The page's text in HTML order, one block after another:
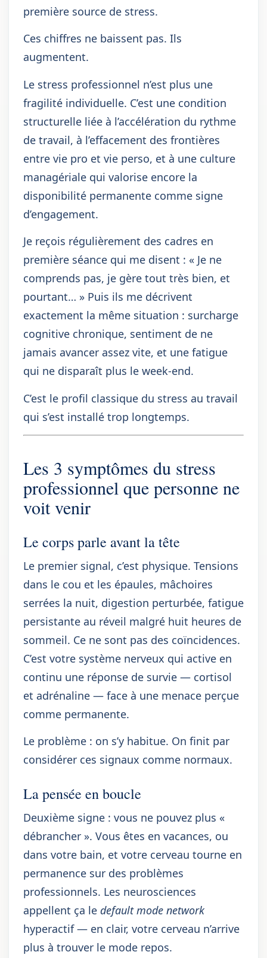
première source de stress.
Ces chiffres ne baissent pas. Ils
augmentent.
Le stress professionnel n’est plus une
fragilité individuelle. C’est une condition
structurelle liée à l’accélération du rythme
de travail, à l’effacement des frontières
entre vie pro et vie perso, et à une culture
managériale qui valorise encore la
disponibilité permanente comme signe
d’engagement.
Je reçois régulièrement des cadres en
première séance qui me disent : « Je ne
comprends pas, je gère tout très bien, et
pourtant… » Puis ils me décrivent
exactement la même situation : surcharge
cognitive chronique, sentiment de ne
jamais avancer assez vite, et une fatigue
qui ne disparaît plus le week-end.
C’est le profil classique du stress au travail
qui s’est installé trop longtemps.
Les 3 symptômes du stress
professionnel que personne ne
voit venir
Le corps parle avant la tête
Le premier signal, c’est physique. Tensions
dans le cou et les épaules, mâchoires
serrées la nuit, digestion perturbée, fatigue
persistante au réveil malgré huit heures de
sommeil. Ce ne sont pas des coïncidences.
C’est votre système nerveux qui active en
continu une réponse de survie — cortisol
et adrénaline — face à une menace perçue
comme permanente.
Le problème : on s’y habitue. On finit par
considérer ces signaux comme normaux.
La pensée en boucle
Deuxième signe : vous ne pouvez plus «
débrancher ». Vous êtes en vacances, ou
dans votre bain, et votre cerveau tourne en
permanence sur des problèmes
professionnels. Les neurosciences
appellent ça le default mode network
hyperactif — en clair, votre cerveau n’arrive
plus à trouver le mode repos.